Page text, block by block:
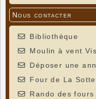
Nous contacter
Bibliothèque
Moulin à vent
Déposer une
Four de La Sotte
Rando des